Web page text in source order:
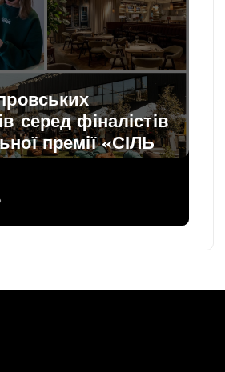
серед фіналістів
премії «СІЛЬ